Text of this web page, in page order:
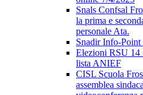
Snals Confsal
la prima e
personale Ata.
Snadir Info-Point
Elezioni RSU 14
lista ANIEF
CISL Scuola
assemblea